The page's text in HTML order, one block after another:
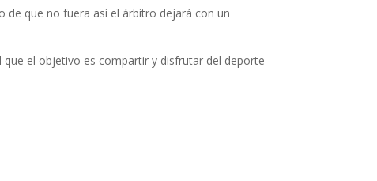
de que no fuera así el árbitro dejará con un
el objetivo es compartir y disfrutar del deporte